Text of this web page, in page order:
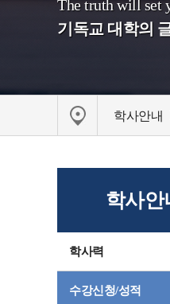
The truth will set
기독교 대학의
학사안내
학사안
학사력
수강신청/성적